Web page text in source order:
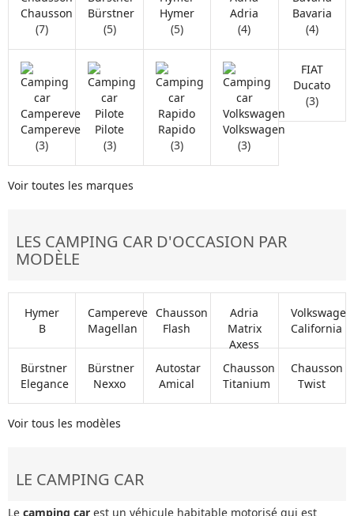
Chausson
(7)
Bürstner
(5)
Hymer
(5)
Adria
(4)
Bavaria
(4)
Campereve
(3)
Pilote
(3)
Rapido
(3)
Volkswagen
(3)
FIAT
Ducato
(3)
Voir toutes les marques
LES CAMPING CAR D'OCCASION PAR
MODÈLE
Hymer
B
Campereve
Magellan
Chausson
Flash
Adria
Matrix
Axess
Volkswagen
California
Bürstner
Elegance
Bürstner
Nexxo
Autostar
Amical
Chausson
Titanium
Chausson
Twist
Voir tous les modèles
LE CAMPING CAR
Le camping car est un véhicule habitable motorisé qui est